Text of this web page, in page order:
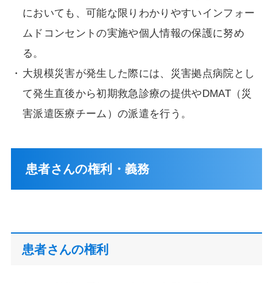
においても、可能な限りわかりやすいインフォー
ムドコンセントの実施や個人情報の保護に努め
る。
大規模災害が発生した際には、災害拠点病院とし
て発生直後から初期救急診療の提供やDMAT（災
害派遣医療チーム）の派遣を行う。
患者さんの権利・義務
患者さんの権利